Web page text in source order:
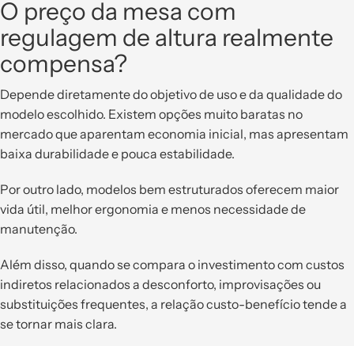
O preço da mesa com
regulagem de altura realmente
compensa?
Depende diretamente do objetivo de uso e da qualidade do
modelo escolhido. Existem opções muito baratas no
mercado que aparentam economia inicial, mas apresentam
baixa durabilidade e pouca estabilidade.
Por outro lado, modelos bem estruturados oferecem maior
vida útil, melhor ergonomia e menos necessidade de
manutenção.
Além disso, quando se compara o investimento com custos
indiretos relacionados a desconforto, improvisações ou
substituições frequentes, a relação custo-benefício tende a
se tornar mais clara.